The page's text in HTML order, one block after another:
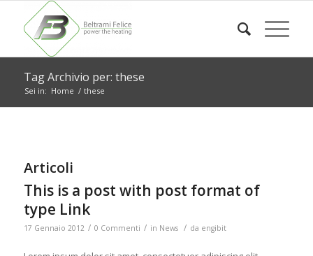
Tag Archivio per: these
Sei in: Home / these
Articoli
This is a post with post format of
type Link
17 Gennaio 2012 / 0 Commenti / in News / da engibit